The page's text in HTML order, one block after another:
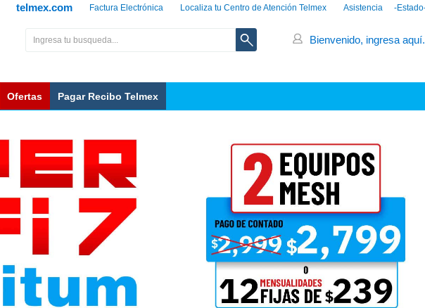
Asistencia
Localiza tu Centro de Atención Telmex
Factura Electrónica
telmex.com
Bienvenido, ingresa aquí.
Ofertas Pagar Recibo Telmex